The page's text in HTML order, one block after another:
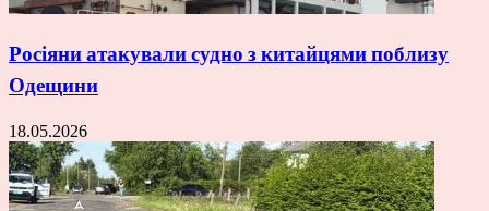
Росіяни атакували судно з китайцями поблизу
Одещини
18.05.2026